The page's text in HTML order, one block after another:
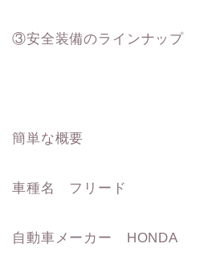
③安全装備のラインナップ
簡単な概要
車種名 フリード
自動車メーカー HONDA